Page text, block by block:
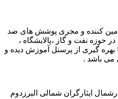
تامین کننده و مجری پوشش های ضد
حوزه نفت و گاز ،پالایشگاه ،
گیری از پرسنل آموزش دیده و
می باشد .
ایثارگران شمالی البرزدوم